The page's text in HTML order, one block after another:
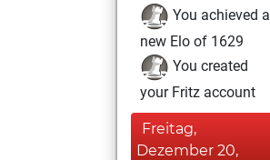
You achieved a
new Elo of 1629
You created
your Fritz account
Freitag,
Dezember 20,